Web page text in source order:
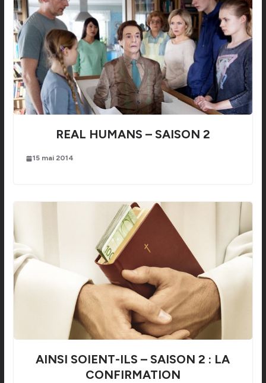
REAL HUMANS – SAISON 2
15 mai 2014
AINSI SOIENT-ILS – SAISON 2 : LA
CONFIRMATION